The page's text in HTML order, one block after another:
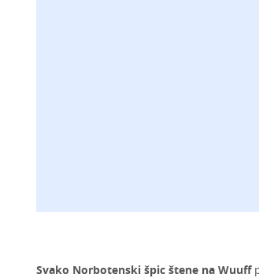
Svako Norbotenski špic štene na Wuuff